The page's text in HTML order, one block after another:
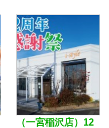
（一宮稲沢店）12